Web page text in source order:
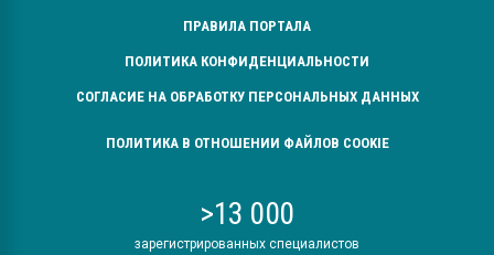
ПРАВИЛА ПОРТАЛА
ПОЛИТИКА КОНФИДЕНЦИАЛЬНОСТИ
СОГЛАСИЕ НА ОБРАБОТКУ ПЕРСОНАЛЬНЫХ ДАННЫХ
ПОЛИТИКА В ОТНОШЕНИИ ФАЙЛОВ COOKIE
>13 000
зарегистрированных специалистов